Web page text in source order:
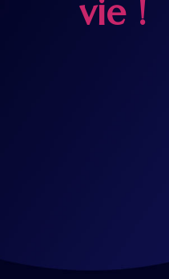
vie !